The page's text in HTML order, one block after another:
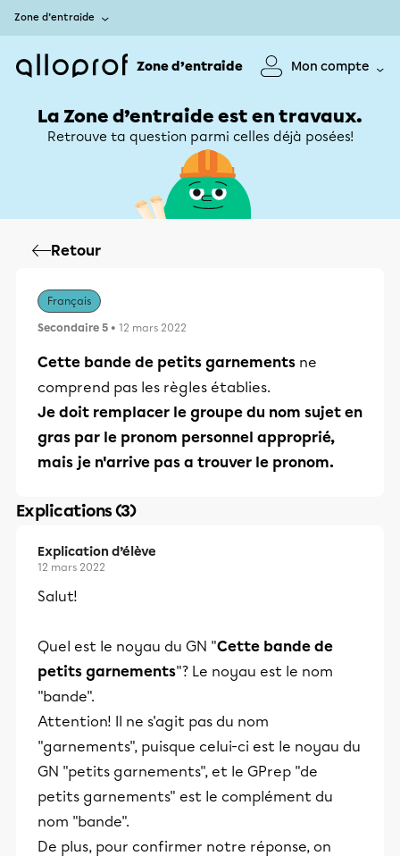
Zone d’entraide
Zone d’entraide Mon compte
La Zone d’entraide est en travaux.
Retrouve ta question parmi celles déjà posées!
Retour
Français
Secondaire 5 • 12 mars 2022
Cette bande de petits garnements ne
comprend pas les règles établies.
Je doit remplacer le groupe du nom sujet en
gras par le pronom personnel approprié,
mais je n'arrive pas a trouver le pronom.
Explications (3)
Explication d’élève
12 mars 2022
Salut!
Quel est le noyau du GN "Cette bande de
petits garnements"? Le noyau est le nom
"bande".
Attention! Il ne s'agit pas du nom
"garnements", puisque celui-ci est le noyau du
GN "petits garnements", et le GPrep "de
petits garnements" est le complément du
nom "bande".
De plus, pour confirmer notre réponse, on